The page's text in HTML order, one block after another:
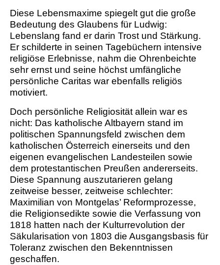
Diese Lebensmaxime spiegelt gut die große
Bedeutung des Glaubens für Ludwig:
Lebenslang fand er darin Trost und Stärkung.
Er schilderte in seinen Tagebüchern intensive
religiöse Erlebnisse, nahm die Ohrenbeichte
sehr ernst und seine höchst umfängliche
persönliche Caritas war ebenfalls religiös
motiviert.
Doch persönliche Religiosität allein war es
nicht: Das katholische Altbayern stand im
politischen Spannungsfeld zwischen dem
katholischen Österreich einerseits und den
eigenen evangelischen Landesteilen sowie
dem protestantischen Preußen andererseits.
Diese Spannung auszutarieren gelang
zeitweise besser, zeitweise schlechter:
Maximilian von Montgelas’ Reformprozesse,
die Religions­edikte sowie die Verfassung von
1818 hatten nach der Kulturrevolution der
Säkularisation von 1803 die Ausgangsbasis für
Toleranz zwischen den Bekenntnissen
geschaffen.